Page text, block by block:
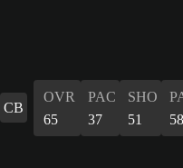
CB
OVR
65
PAC
37
SHO
51
58